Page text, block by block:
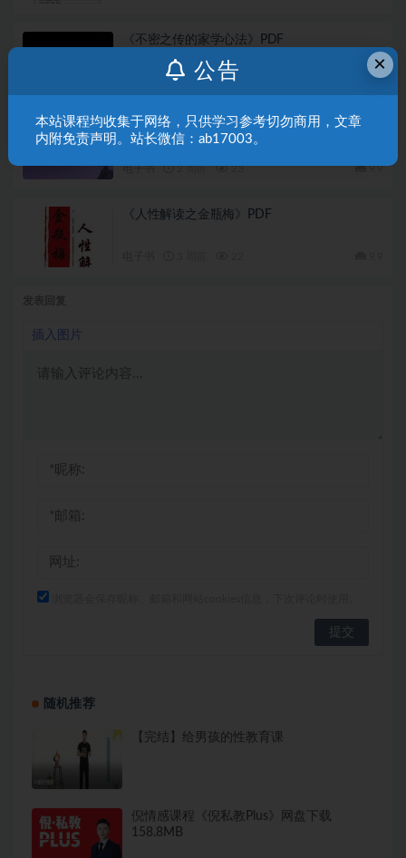
《不密之传的家学心法》PDF
2 周前 36 9.9
村西边老王《从一无所有到拥有一切》PDF
电子书 2 周前 23 9.9
《人性解读之金瓶梅》PDF
插入图片
随机推荐
【完结】给男孩的性教育课
倪情感课程《倪私教Plus》网盘下载
158.8MB
×
公告
本站课程均收集于网络，只供学习参考切勿商用，文章
内附免责声明。站长微信：ab17003。